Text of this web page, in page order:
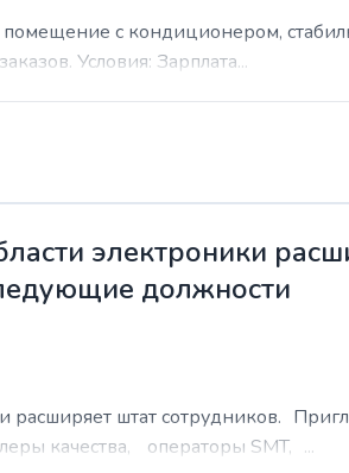
с кондиционером,
Условия: Зарплата...
электроники
должности
расширяет штат сотрудников.
качества, операторы SMT, ...